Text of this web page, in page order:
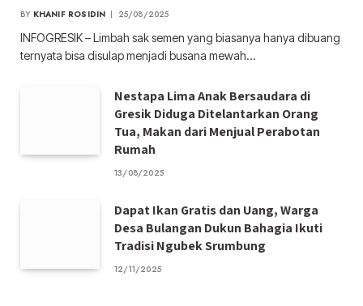
BY KHANIF ROSIDIN 25/08/2025
INFOGRESIK – Limbah sak semen yang biasanya hanya dibuang
ternyata bisa disulap menjadi busana mewah…
Nestapa Lima Anak Bersaudara di
Gresik Diduga Ditelantarkan Orang
Tua, Makan dari Menjual Perabotan
Rumah
13/08/2025
Dapat Ikan Gratis dan Uang, Warga
Desa Bulangan Dukun Bahagia Ikuti
Tradisi Ngubek Srumbung
12/11/2025